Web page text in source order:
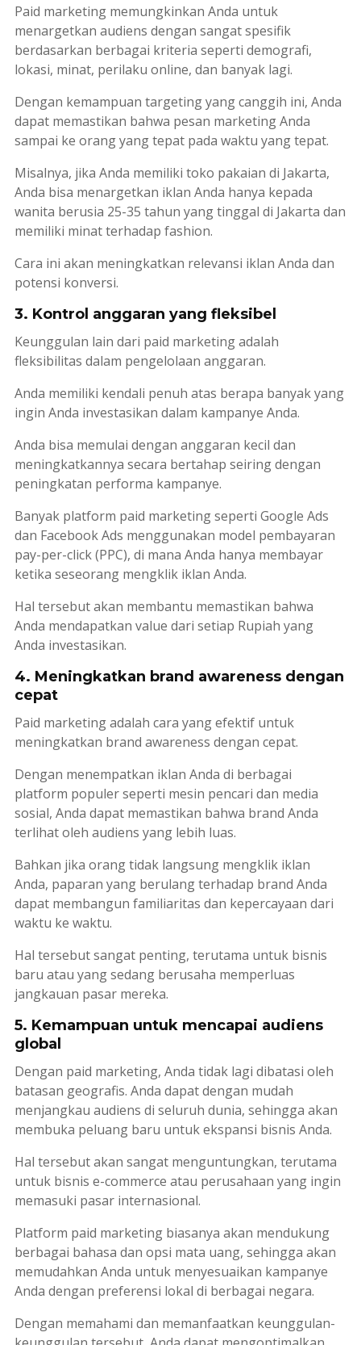
Paid marketingmemungkinkan Anda untuk
menargetkan audiens dengan sangat spesifik
berdasarkan berbagai kriteria seperti demografi,
lokasi, minat, perilaku online, dan banyak lagi.
Dengan kemampuan targetingyang canggih ini, Anda
dapat memastikan bahwa pesan marketingAnda
sampai ke orang yang tepat pada waktu yang tepat.
Misalnya, jika Anda memiliki toko pakaian di Jakarta,
Anda bisa menargetkan iklan Anda hanya kepada
wanita berusia 25-35 tahun yang tinggal di Jakarta dan
memiliki minat terhadap fashion.
Cara ini akan meningkatkan relevansi iklan Anda dan
potensi konversi.
3. Kontrol anggaran yang fleksibel
Keunggulan lain dari paid marketingadalah
fleksibilitas dalam pengelolaan anggaran.
Anda memiliki kendali penuh atas berapa banyak yang
ingin Anda investasikan dalam kampanye Anda.
Anda bisa memulai dengan anggaran kecil dan
meningkatkannya secara bertahap seiring dengan
peningkatan performa kampanye.
Banyak platform paid marketingseperti Google Ads
dan Facebook Ads menggunakan model pembayaran
pay-per-click(PPC), di mana Anda hanya membayar
ketika seseorang mengklik iklan Anda.
Hal tersebut akan membantu memastikan bahwa
Anda mendapatkan value dari setiap Rupiah yang
Anda investasikan.
4. Meningkatkan brand awareness dengan
cepat
Paid marketingadalah cara yang efektif untuk
meningkatkan brand awareness dengan cepat.
Dengan menempatkan iklan Anda di berbagai
platform populer seperti mesin pencari dan media
sosial, Anda dapat memastikan bahwa brand Anda
terlihat oleh audiens yang lebih luas.
Bahkan jika orang tidak langsung mengklik iklan
Anda, paparan yang berulang terhadap brand Anda
dapat membangun familiaritas dan kepercayaan dari
waktu ke waktu.
Hal tersebut sangat penting, terutama untuk bisnis
baru atau yang sedang berusaha memperluas
jangkauan pasar mereka.
5. Kemampuan untuk mencapai audiens
global
Dengan paid marketing, Anda tidak lagi dibatasi oleh
batasan geografis. Anda dapat dengan mudah
menjangkau audiens di seluruh dunia, sehingga akan
membuka peluang baru untuk ekspansi bisnis Anda.
Hal tersebut akan sangat menguntungkan, terutama
untuk bisnis e-commerce atau perusahaan yang ingin
memasuki pasar internasional.
Platform paid marketingbiasanya akan mendukung
berbagai bahasa dan opsi mata uang, sehingga akan
memudahkan Anda untuk menyesuaikan kampanye
Anda dengan preferensi lokal di berbagai negara.
Dengan memahami dan memanfaatkan keunggulan-